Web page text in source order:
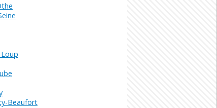
Beaufort